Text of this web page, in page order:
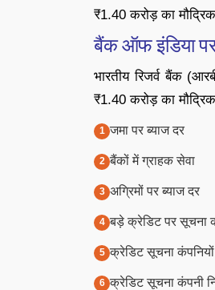
₹1.40 करोड़ का मौद्रिक
बैंक ऑफ इंडिया पर
भारतीय रिजर्व बैंक
₹1.40 करोड़ का
जमा पर ब्याज दर
बैंकों में ग्राहक सेवा
अग्रिमों पर ब्याज दर
बड़े क्रेडिट पर सूचना
क्रेडिट सूचना
क्रेडिट सूचना कंपनी